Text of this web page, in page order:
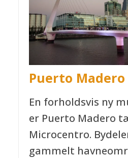
Puerto Madero
En forholdsvis ny
er Puerto Madero
Microcentro.
gammelt